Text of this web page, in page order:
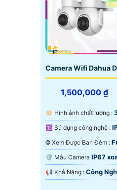
Camera Wifi Dahua
1,500,000 ₫
🔅 Hình ảnh chất lượng :
🕉️ Sử dụng công nghệ :
❂ Xem Được Ban Đêm :
Màu Ban Ðêm.
🛡 Mẫu Camera IP67
️📢 Khả Năng : Công